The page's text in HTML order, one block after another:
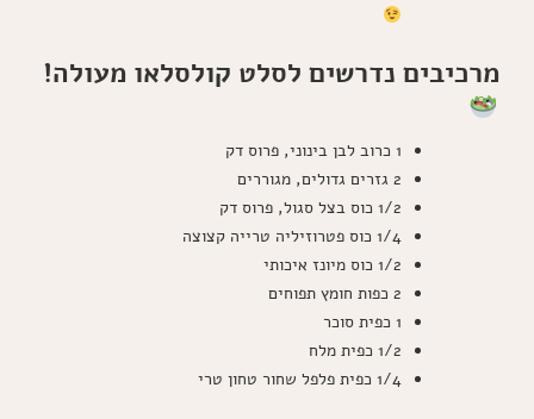
מרכיבים נדרשים לסלט קולסלאו מעולה!
1 כרוב לבן בינוני, פרוס דק
2 גזרים גדולים, מגוררים
1/2 כוס בצל סגול, פרוס דק
1/4 כוס פטרוזיליה טרייה קצוצה
1/2 כוס מיונז איכותי
2 כפות חומץ תפוחים
1 כפית סוכר
1/2 כפית מלח
1/4 כפית פלפל שחור טחון טרי